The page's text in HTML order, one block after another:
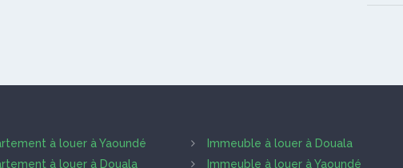
à louer à Yaoundé
à louer à Douala
Immeuble à louer à Douala
Immeuble à louer à Yaoundé